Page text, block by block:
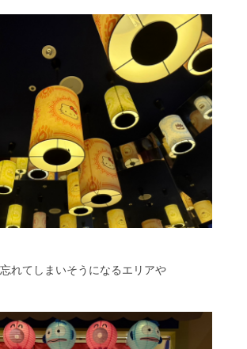
れてしまいそうになるエリアや